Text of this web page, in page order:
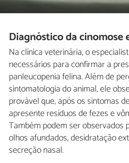
Diagnóstico da cinomose
Na clínica veterinária, o
necessários para confirmar a
panleucopenia felina. Além de
sintomatologia do animal, ele
provável que, após os sintomas
apresente resíduos de fezes e
Também podem ser observados
olhos afundados, desidratação
secreção nasal.